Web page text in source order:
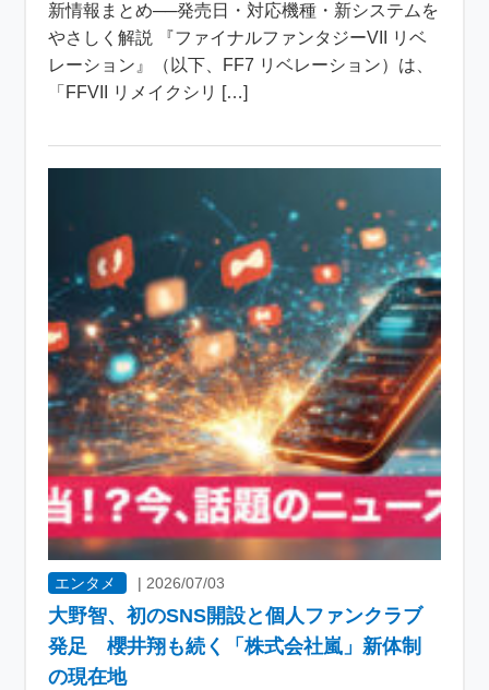
新情報まとめ──発売日・対応機種・新システムを
やさしく解説 『ファイナルファンタジーVII リベ
レーション』（以下、FF7 リベレーション）は、
「FFVII リメイクシリ […]
エンタメ | 2026/07/03
大野智、初のSNS開設と個人ファンクラブ
発足 櫻井翔も続く「株式会社嵐」新体制
の現在地